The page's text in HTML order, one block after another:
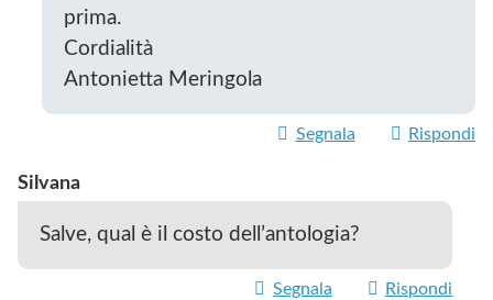
prima.
Cordialità
Antonietta Meringola
Segnala Rispondi
Silvana
Salve, qual è il costo dell’antologia?
Segnala Rispondi